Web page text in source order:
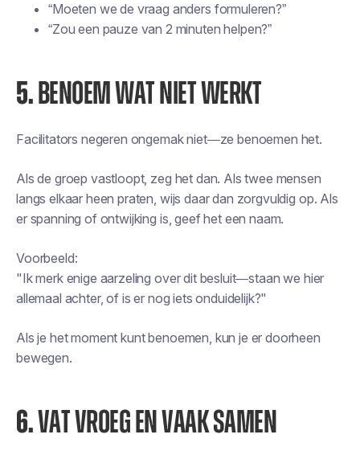
“Moeten we de vraag anders formuleren?”
“Zou een pauze van 2 minuten helpen?”
5. BENOEM WAT NIET WERKT
Facilitators negeren ongemak niet—ze benoemen het.
Als de groep vastloopt, zeg het dan. Als twee mensen
langs elkaar heen praten, wijs daar dan zorgvuldig op. Als
er spanning of ontwijking is, geef het een naam.
Voorbeeld:
"Ik merk enige aarzeling over dit besluit—staan we hier
allemaal achter, of is er nog iets onduidelijk?"
Als je het moment kunt benoemen, kun je er doorheen
bewegen.
6.VAT VROEG EN VAAK SAMEN